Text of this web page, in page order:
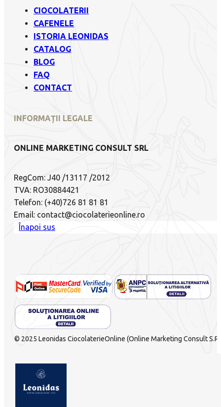
CIOCOLATERII
CAFENELE
ISTORIA LEONIDAS
CATALOG
BLOG
FAQ
CONTACT
INFORMAȚII LEGALE
ONLINE MARKETING CONSULT SRL
RegCom: J40 /13117 /2012
TVA: RO30884421
Telefon: (+40)726 81 81 81
Email: contact@ciocolaterieonline.ro
Înapoi sus
© 2025 Leonidas CiocolaterieOnline (Online Marketing Consult